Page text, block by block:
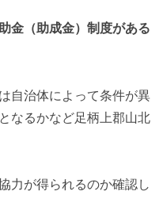
金（助成金）制度がある
自治体によって条件が異
なるかなど足柄上郡山北
力が得られるのか確認し